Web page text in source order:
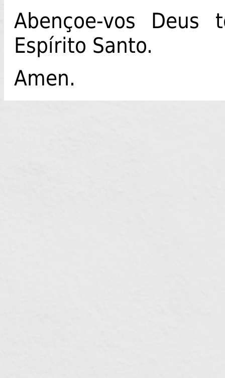
Abençoe-vos Deus
Espírito Santo.
Amen.